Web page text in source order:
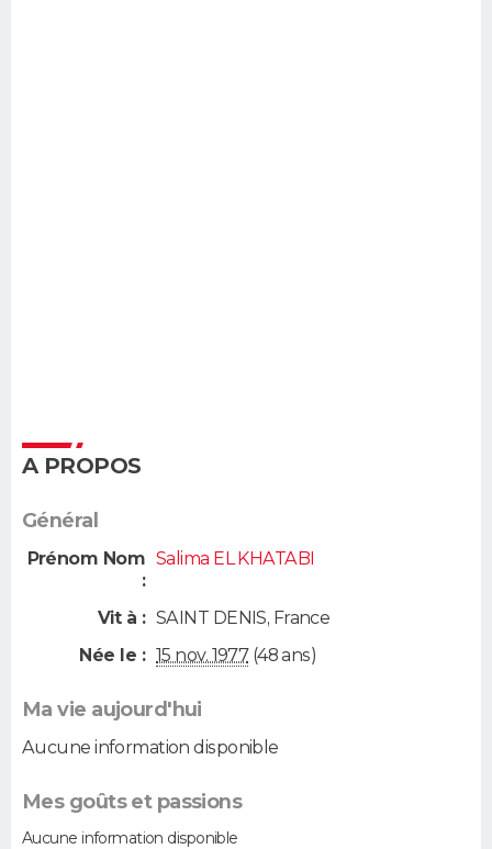
A PROPOS
Général
Prénom Nom
:
Salima EL KHATABI
Vit à : SAINT DENIS, France
Née le : 15 nov. 1977(48 ans)
Ma vie aujourd'hui
Aucune information disponible
Mes goûts et passions
Aucune information disponible